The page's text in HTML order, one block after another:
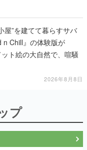
屋”を建てて暮らすサバ
n Chill』の体験版が
ト絵の大自然で、喧騒
2026年8月8日
プ